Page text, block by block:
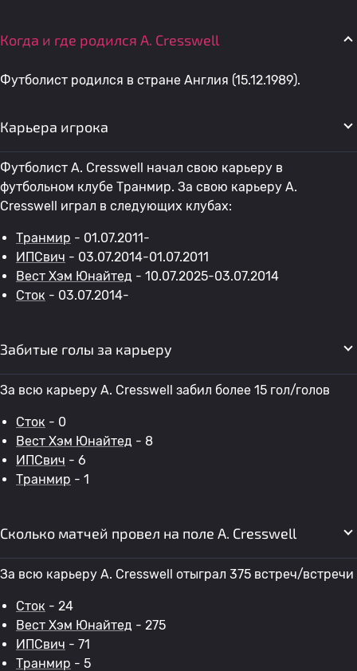
Когда и где родился A. Cresswell
Футболист родился в стране Англия (15.12.1989).
Карьера игрока
Футболист A. Cresswell начал свою карьеру в
футбольном клубе Транмир. За свою карьеру A.
Cresswell играл в следующих клубах:
Транмир - 01.07.2011-
ИПСвич - 03.07.2014-01.07.2011
Вест Хэм Юнайтед - 10.07.2025-03.07.2014
Сток - 03.07.2014-
Забитые голы за карьеру
За всю карьеру A. Cresswell забил более 15 гол/голов
Сток - 0
Вест Хэм Юнайтед - 8
ИПСвич - 6
Транмир - 1
Сколько матчей провел на поле A. Cresswell
За всю карьеру A. Cresswell отыграл 375 встреч/встречи
Сток - 24
Вест Хэм Юнайтед - 275
ИПСвич - 71
Транмир - 5